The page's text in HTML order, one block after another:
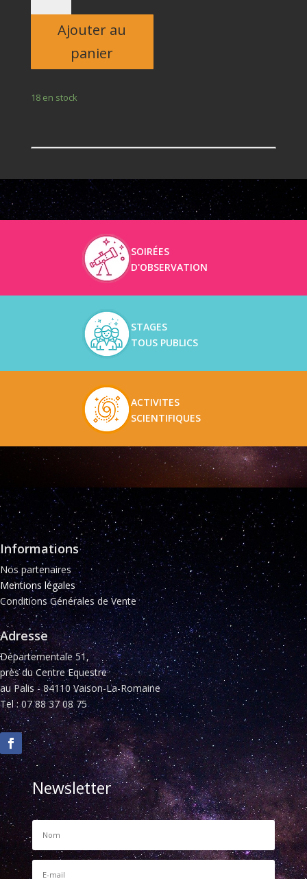
Adulte
Ajouter au
panier
18 en stock
SOIRÉES
D'OBSERVATION
STAGES
TOUS PUBLICS
ACTIVITES
SCIENTIFIQUES
Informations
Nos partenaires
Mentions légales
Conditions Générales de Vente
Adresse
Départementale 51,
près du Centre Equestre
au Palis - 84110 Vaison-La-Romaine
Tel : 07 88 37 08 75
Newsletter